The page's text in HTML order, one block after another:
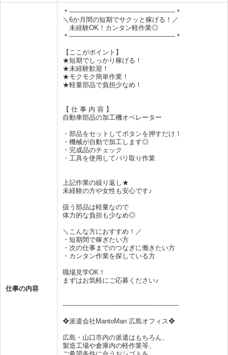
仕事の内容
＊――――――――――――――――＊
＼6か月間の短期でサクッと稼げる！／
未経験OK！カンタン軽作業◎
＊――――――――――――――――＊
【ここがポイント】
★短期でしっかり稼げる！
★未経験歓迎！
★モクモク簡単作業！
★軽量部品で負担少なめ！
【 仕 事 内 容 】
自動車部品の加工機オペレーター
・部品をセットしてボタンを押すだけ！
・機械が自動で加工します◎
・完成品のチェック
・工具を使用してバリ取り作業
上記作業の繰り返し★
未経験の方や女性も安心です♪
扱う部品は軽量なので
体力的な負担も少なめ◎
＼こんな方におすすめ！／
・短期間で稼ぎたい方
・次の仕事までのつなぎに働きたい方
・カンタン作業を探している方
職場見学OK！
まずはお気軽にご応募ください♪
---------------------------------------------------------
❖派遣会社MantoMan 広島オフィス❖
広島・山口市内の派遣はもちろん、
製造工場や倉庫内の軽作業等、